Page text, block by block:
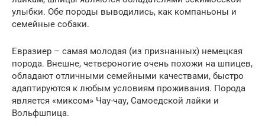
улыбки. Обе породы выводились, как компаньоны и
семейные собаки.
Евразиер – самая молодая (из признанных) немецкая
порода. Внешне, четвероногие очень похожи на шпицев,
обладают отличными семейными качествами, быстро
адаптируются к любым условиям проживания. Порода
является «миксом» Чау-чау, Самоедской лайки и
Вольфшпица.